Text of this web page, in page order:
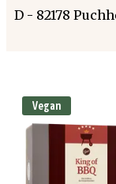
D - 82178
Vegan